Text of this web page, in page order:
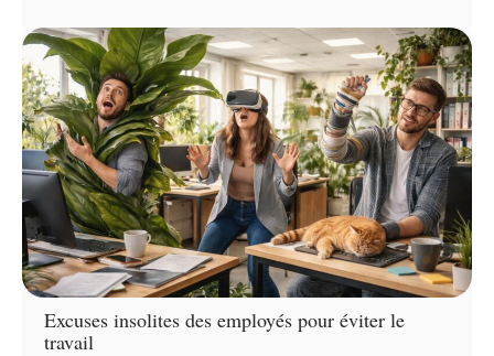
Excuses insolites des employés pour éviter le
travail